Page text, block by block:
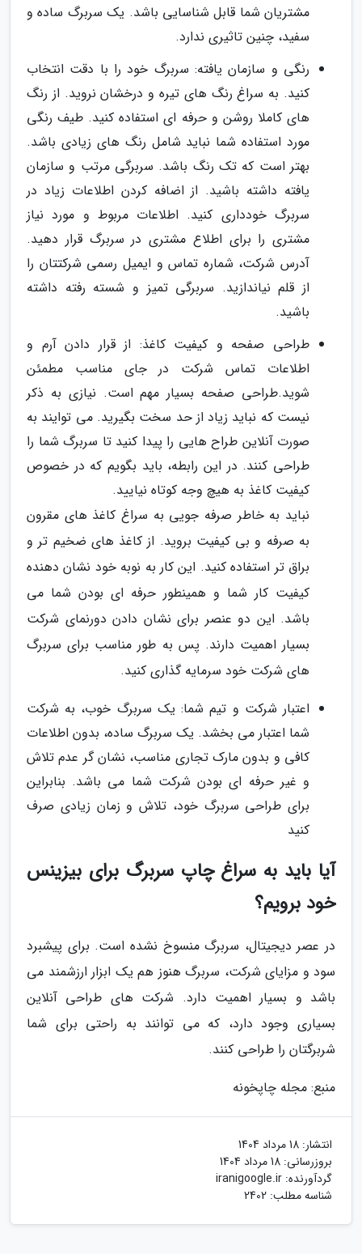
مشتریان شما قابل شناسایی باشد. یک سربرگ ساده و
سفید، چنین تاثیری ندارد.
رنگی و سازمان یافته: سربرگ خود را با دقت انتخاب
کنید. به سراغ رنگ های تیره و درخشان نروید. از رنگ
های کاملا روشن و حرفه ای استفاده کنید. طیف رنگی
مورد استفاده شما نباید شامل رنگ های زیادی باشد.
بهتر است که تک رنگ باشد. سربرگی مرتب و سازمان
یافته داشته باشید. از اضافه کردن اطلاعات زیاد در
سربرگ خودداری کنید. اطلاعات مربوط و مورد نیاز
مشتری را برای اطلاع مشتری در سربرگ قرار دهید.
آدرس شرکت، شماره تماس و ایمیل رسمی شرکتتان را
از قلم نیاندازید. سربرگی تمیز و شسته رفته داشته
باشید.
طراحی صفحه و کیفیت کاغذ: از قرار دادن آرم و
اطلاعات تماس شرکت در جای مناسب مطمئن
شوید.طراحی صفحه بسیار مهم است. نیازی به ذکر
نیست که نباید زیاد از حد سخت بگیرید. می توایند به
صورت آنلاین طراح هایی را پیدا کنید تا سربرگ شما را
طراحی کنند. در این رابطه، باید بگویم که در خصوص
کیفیت کاغذ به هیچ وجه کوتاه نیایید.
نباید به خاطر صرفه جویی به سراغ کاغذ های مقرون
به صرفه و بی کیفیت بروید. از کاغذ های ضخیم تر و
براق تر استفاده کنید. این کار به نوبه خود نشان دهنده
کیفیت کار شما و همینطور حرفه ای بودن شما می
باشد. این دو عنصر برای نشان دادن دورنمای شرکت
بسیار اهمیت دارند. پس به طور مناسب برای سربرگ
های شرکت خود سرمایه گذاری کنید.
اعتبار شرکت و تیم شما: یک سربرگ خوب، به شرکت
شما اعتبار می بخشد. یک سربرگ ساده، بدون اطلاعات
کافی و بدون مارک تجاری مناسب، نشان گر عدم تلاش
و غیر حرفه ای بودن شرکت شما می باشد. بنابراین
برای طراحی سربرگ خود، تلاش و زمان زیادی صرف
کنید
آیا باید به سراغ چاپ سربرگ برای بیزینس
خود برویم؟
در عصر دیجیتال، سربرگ منسوخ نشده است. برای پیشبرد
سود و مزایای شرکت، سربرگ هنوز هم یک ابزار ارزشمند می
باشد و بسیار اهمیت دارد. شرکت های طراحی آنلاین
بسیاری وجود دارد، که می توانند به راحتی برای شما
شربرگتان را طراحی کنند.
منبع: مجله چاپخونه
انتشار: 18 مرداد 1404
بروزرسانی: 18 مرداد 1404
گردآورنده: iranigoogle.ir
شناسه مطلب: 2402